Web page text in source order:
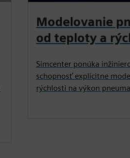
Modelovanie
od teploty a
Simcenter ponúka
schopnosť explicitne
rýchlosti na výkon